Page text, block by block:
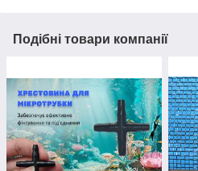
Подібні товари компанії